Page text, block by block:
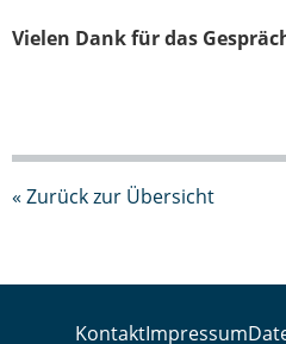
Vielen Dank für das
« Zurück zur Übersicht
KontaktImpressum